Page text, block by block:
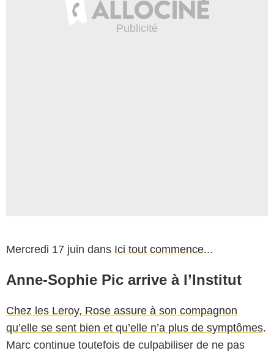
Mercredi 17 juin dans Ici tout commence...
Anne-Sophie Pic arrive à l’Institut
Chez les Leroy, Rose assure à son compagnon
qu’elle se sent bien et qu’elle n’a plus de symptômes.
Marc continue toutefois de culpabiliser de ne pas